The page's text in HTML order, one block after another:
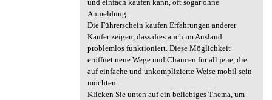
und einfach kaufen kann, oft sogar ohne
Anmeldung.
Die Führerschein kaufen Erfahrungen anderer
Käufer zeigen, dass dies auch im Ausland
problemlos funktioniert. Diese Möglichkeit
eröffnet neue Wege und Chancen für all jene, die
auf einfache und unkomplizierte Weise mobil sein
möchten.
Klicken Sie unten auf ein beliebiges Thema, um